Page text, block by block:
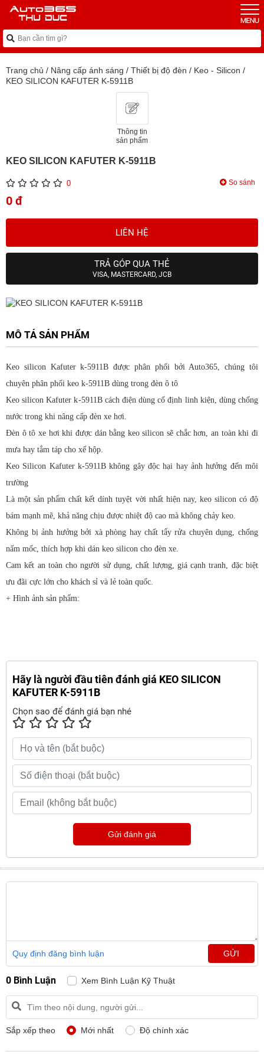
Trang chủ / Nâng cấp ánh sáng / Thiết bị độ đèn / Keo - Silicon /
KEO SILICON KAFUTER K-5911B
Thông tin
sản phẩm
KEO SILICON KAFUTER K-5911B
0 So sánh
0 đ
LIÊN HỆ
TRẢ GÓP QUA THẺ
VISA, MASTERCARD, JCB
MÔ TẢ SẢN PHẨM
Keo silicon Kafuter k-5911B được phân phối bởi Auto365, chúng tôi
chuyên phân phối keo k-5911B dùng trong đèn ô tô
Keo silicon Kafuter k-5911B cách điện dùng cố định linh kiện, dùng chống
nước trong khi nâng cấp đèn xe hơi.
Đèn ô tô xe hơi khi được dán bằng keo silicon sẽ chắc hơn, an toàn khi đi
mưa hay tắm táp cho xế hộp.
Keo Silicon Kafuter k-5911B không gây độc hại hay ảnh hưởng đến môi
trường
Là một sản phẩm chất kết dính tuyệt vời nhất hiện nay, keo silicon có độ
bám mạnh mẽ, khả năng chịu được nhiệt độ cao mà không chảy keo.
Không bị ảnh hưởng bởi xà phòng hay chất tẩy rửa chuyên dụng, chống
nấm mốc, thích hợp khi dán keo silicon cho đèn xe.
Cam kết an toàn cho người sử dụng, chất lượng, giá cạnh tranh, đặc biệt
ưu đãi cực lớn cho khách sỉ và lẻ toàn quốc.
+ Hình ảnh sản phẩm:
Hãy là người đầu tiên đánh giá KEO SILICON
KAFUTER K-5911B
Chọn sao để đánh giá bạn nhé
Gửi đánh giá
Quy định đăng bình luận GỬI
0 Bình Luận Xem Bình Luận Kỹ Thuật
Sắp xếp theo Mới nhất Độ chính xác